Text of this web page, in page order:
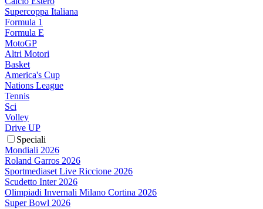
Supercoppa Italiana
Formula 1
Formula E
MotoGP
Altri Motori
Basket
America's Cup
Nations League
Tennis
Sci
Volley
Drive UP
Speciali
Mondiali 2026
Roland Garros 2026
Sportmediaset Live Riccione 2026
Scudetto Inter 2026
Olimpiadi Invernali Milano Cortina 2026
Super Bowl 2026